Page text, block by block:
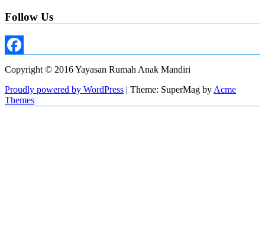
Follow Us
Copyright © 2016 Yayasan Rumah Anak Mandiri
Proudly powered by WordPress | Theme: SuperMag by Acme
Themes